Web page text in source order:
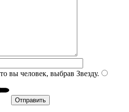
вы человек, выбрав Звезду.